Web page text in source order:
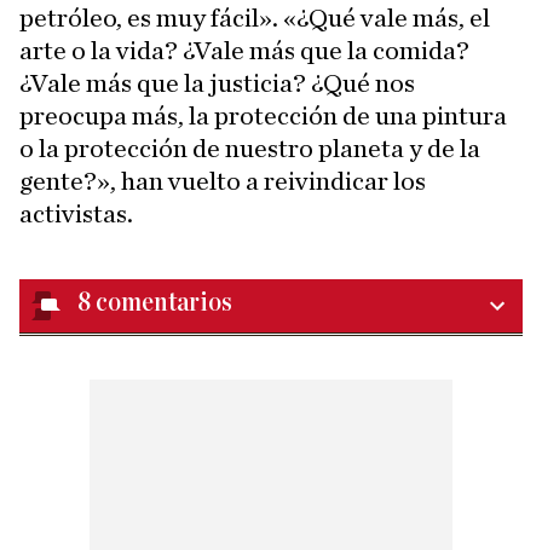
petróleo, es muy fácil». «¿Qué vale más, el
arte o la vida? ¿Vale más que la comida?
¿Vale más que la justicia? ¿Qué nos
preocupa más, la protección de una pintura
o la protección de nuestro planeta y de la
gente?», han vuelto a reivindicar los
activistas.
8 comentarios